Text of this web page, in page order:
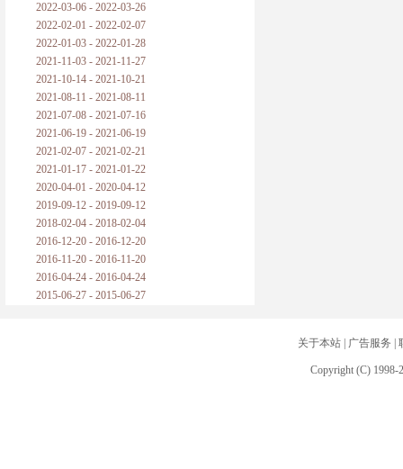
2022-03-06 - 2022-03-26
2022-02-01 - 2022-02-07
2022-01-03 - 2022-01-28
2021-11-03 - 2021-11-27
2021-10-14 - 2021-10-21
2021-08-11 - 2021-08-11
2021-07-08 - 2021-07-16
2021-06-19 - 2021-06-19
2021-02-07 - 2021-02-21
2021-01-17 - 2021-01-22
2020-04-01 - 2020-04-12
2019-09-12 - 2019-09-12
2018-02-04 - 2018-02-04
2016-12-20 - 2016-12-20
2016-11-20 - 2016-11-20
2016-04-24 - 2016-04-24
2015-06-27 - 2015-06-27
关于本站| 广告服务
Copyright (C) 1998-